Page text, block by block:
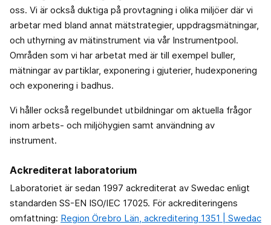
oss. Vi är också duktiga på provtagning i olika miljöer där vi
arbetar med bland annat mätstrategier, uppdragsmätningar,
och uthyrning av mätinstrument via vår Instrumentpool.
Områden som vi har arbetat med är till exempel buller,
mätningar av partiklar, exponering i gjuterier, hudexponering
och exponering i badhus.
Vi håller också regelbundet utbildningar om aktuella frågor
inom arbets- och miljöhygien samt användning av
instrument.
Ackrediterat laboratorium
Laboratoriet är sedan 1997 ackrediterat av Swedac enligt
standarden SS-EN ISO/IEC 17025. För ackrediteringens
omfattning: Region Örebro Län, ackreditering 1351 | Swedac